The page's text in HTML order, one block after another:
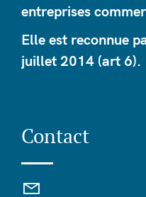
entreprises
Elle est reconnue
juillet 2014 (art 6).
Contact